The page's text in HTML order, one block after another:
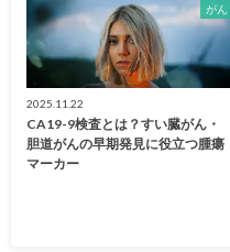
がん
2025.11.22
CA19-9検査とは？すい臓がん・
胆道がんの早期発見に役立つ腫瘍
マーカー